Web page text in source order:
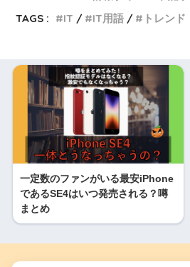
TAGS :
IT IT用語 トレンド
一定数のファンがいる最安iPhone
であるSE4はいつ発売される？噂
まとめ